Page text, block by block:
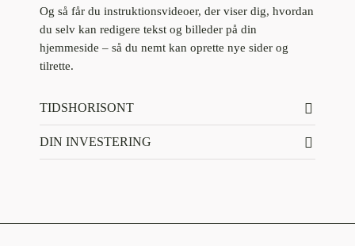
Og så får du instruktionsvideoer, der viser dig, hvordan
du selv kan redigere tekst og billeder på din
hjemmeside – så du nemt kan oprette nye sider og
tilrette.
TIDSHORISONT
DIN INVESTERING